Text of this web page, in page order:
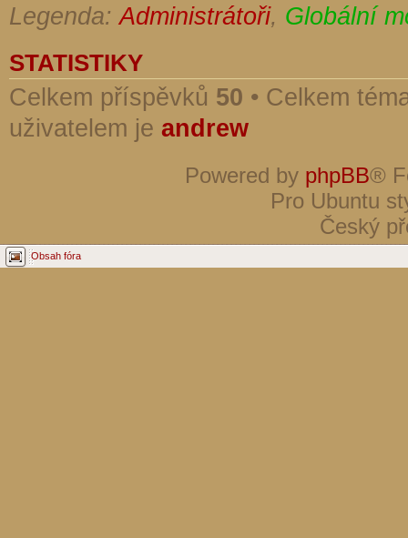
Legenda:Administrátoři, Globální
STATISTIKY
Celkem příspěvků 50 • Celkem
uživatelem je andrew
Powered by phpBB®
Pro Ubuntu
Český
Obsah fóra